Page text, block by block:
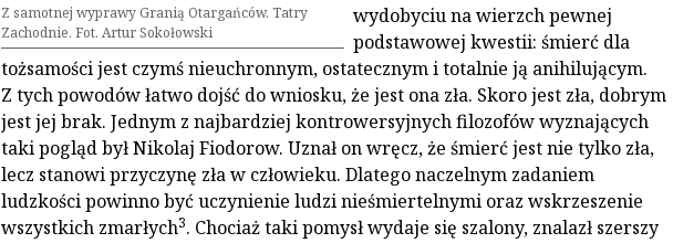
Z samotnej wyprawy Granią Otargańców. Tatry
Zachodnie. Fot. Artur Sokołowski
wydobyciu na wierzch pewnej
podstawowej kwestii: śmierć dla
tożsamości jest czymś nieuchronnym, ostatecznym i totalnie ją anihilującym.
Z tych powodów łatwo dojść do wniosku, że jest ona zła. Skoro jest zła, dobrym
jest jej brak. Jednym z najbardziej kontrowersyjnych filozofów wyznających
taki pogląd był Nikolaj Fiodorow. Uznał on wręcz, że śmierć jest nie tylko zła,
lecz stanowi przyczynę zła w człowieku. Dlatego naczelnym zadaniem
ludzkości powinno być uczynienie ludzi nieśmiertelnymi oraz wskrzeszenie
wszystkich zmarłych3. Chociaż taki pomysł wydaje się szalony, znalazł szerszy